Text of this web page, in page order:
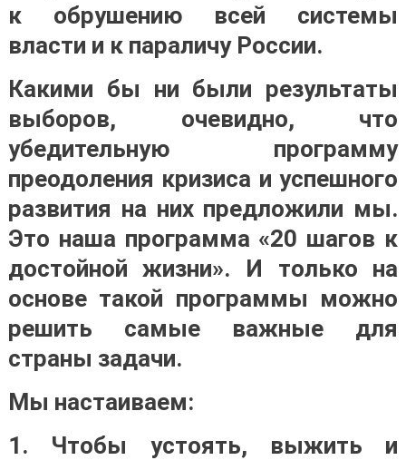
к обрушению всей системы
власти и к параличу России.
Какими бы ни были результаты
выборов, очевидно, что
убедительную программу
преодоления кризиса и успешного
развития на них предложили мы.
Это наша программа «20 шагов к
достойной жизни». И только на
основе такой программы можно
решить самые важные для
страны задачи.
Мы настаиваем:
1. Чтобы устоять, выжить и